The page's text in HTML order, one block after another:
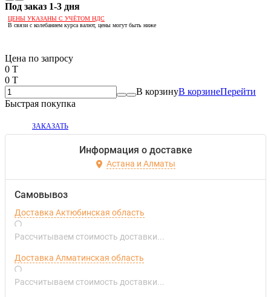
Под заказ 1-3 дня
ЦЕНЫ УКАЗАНЫ С УЧЁТОМ НДС
В связи с колебанием курса валют, цены могут быть ниже
Цена по запросу
0 T
0 T
В корзинуВ корзинеПерейти
Быстрая покупка
ЗАКАЗАТЬ
Информация о доставке
Астана и Алматы
Самовывоз
Доставка Актюбинская область
Рассчитываем стоимость доставки...
Доставка Алматинская область
Рассчитываем стоимость доставки...